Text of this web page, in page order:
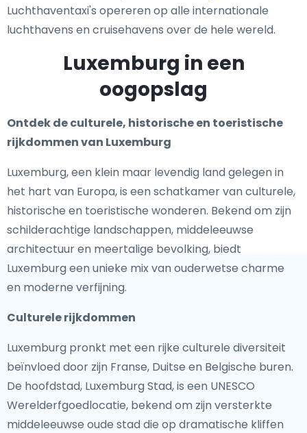
Luchthaventaxi's opereren op alle internationale
luchthavens en cruisehavens over de hele wereld.
Luxemburg in een
oogopslag
Ontdek de culturele, historische en toeristische
rijkdommen van Luxemburg
Luxemburg, een klein maar levendig land gelegen in
het hart van Europa, is een schatkamer van culturele,
historische en toeristische wonderen. Bekend om zijn
schilderachtige landschappen, middeleeuwse
architectuur en meertalige bevolking, biedt
Luxemburg een unieke mix van ouderwetse charme
en moderne verfijning.
Culturele rijkdommen
Luxemburg pronkt met een rijke culturele diversiteit
beïnvloed door zijn Franse, Duitse en Belgische buren.
De hoofdstad, Luxemburg Stad, is een UNESCO
Werelderfgoedlocatie, bekend om zijn versterkte
middeleeuwse oude stad die op dramatische kliffen